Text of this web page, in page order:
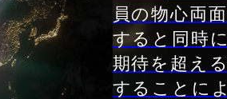
員の物心両
すると同時
期待を超え
することに